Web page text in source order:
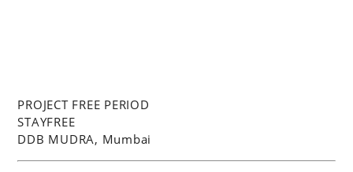
PROJECT FREE PERIOD
STAYFREE
DDB MUDRA, Mumbai